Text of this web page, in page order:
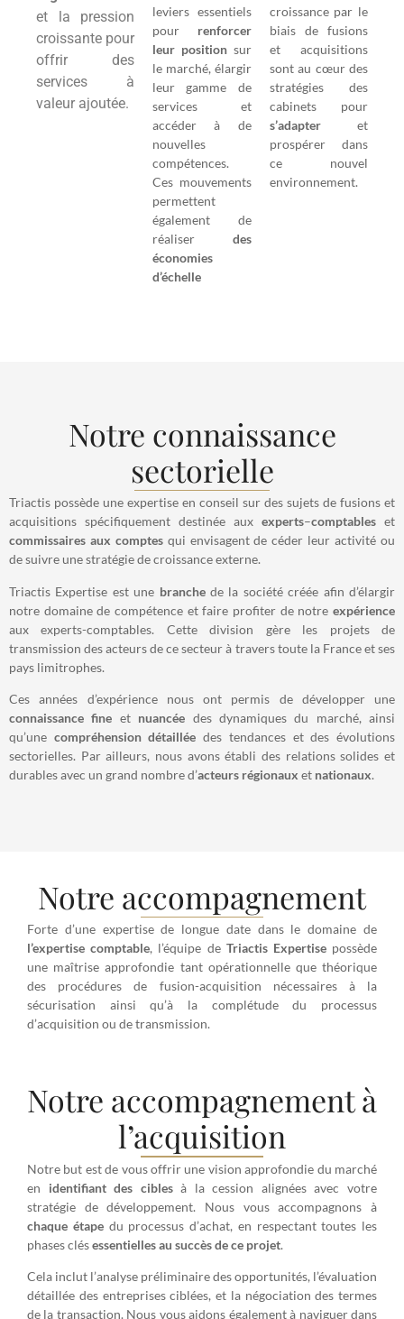
et la pression
croissante pour
offrir des
services à
valeur ajoutée.
leviers essentiels
pour renforcer
leur position sur
le marché, élargir
leur gamme de
services et
accéder à de
nouvelles
compétences.
Ces mouvements
permettent
également de
réaliser des
économies
d’échelle
croissance par le
biais de fusions
et acquisitions
sont au cœur des
stratégies des
cabinets pour
s’adapter et
prospérer dans
ce nouvel
environnement.
Notre connaissance
sectorielle
Triactis possède une expertise en conseil sur des sujets de fusions et
acquisitions spécifiquement destinée aux experts–comptables et
commissaires aux comptesqui envisagent de céder leur activité ou
de suivre une stratégie de croissance externe.
Triactis Expertise est une branchede la société créée afin d’élargir
notre domaine de compétence et faire profiter de notre expérience
aux experts-comptables. Cette division gère les projets de
transmission des acteurs de ce secteur à travers toute la France et ses
pays limitrophes.
Ces années d’expérience nous ont permis de développer une
connaissance fine et nuancée des dynamiques du marché, ainsi
qu’une compréhension détaillée des tendances et des évolutions
sectorielles. Par ailleurs, nous avons établi des relations solides et
durables avec un grand nombre d’acteurs régionaux et nationaux.
Notre accompagnement
Forte d’une expertise de longue date dans le domaine de
l’expertise comptable, l’équipe de Triactis Expertisepossède
une maîtrise approfondie tant opérationnelle que théorique
des procédures de fusion-acquisition nécessaires à la
sécurisation ainsi qu’à la complétude du processus
d’acquisition ou de transmission.
Notre accompagnement à
l’acquisition
Notre but est de vous offrir une vision approfondie du marché
en identifiant des ciblesà la cession alignées avec votre
stratégie de développement. Nous vous accompagnons à
chaque étapedu processus d’achat, en respectant toutes les
phases clésessentielles au succès de ce projet.
Cela inclut l’analyse préliminaire des opportunités, l’évaluation
détaillée des entreprises ciblées, et la négociation des termes
de la transaction. Nous vous aidons également à naviguer dans